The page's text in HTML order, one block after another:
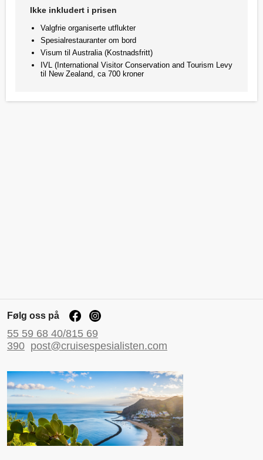
Ikke inkludert i prisen
Valgfrie organiserte utflukter
Spesialrestauranter om bord
Visum til Australia (Kostnadsfritt)
IVL (International Visitor Conservation and Tourism Levy
til New Zealand, ca 700 kroner
Følg oss på
55 59 68 40/815 69
390 post@cruisespesialisten.com